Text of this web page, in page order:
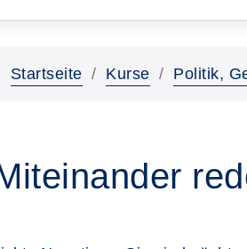
Startseite Kurse Politik,